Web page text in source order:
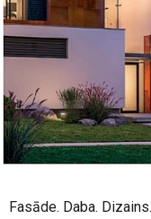
Fasāde. Daba.